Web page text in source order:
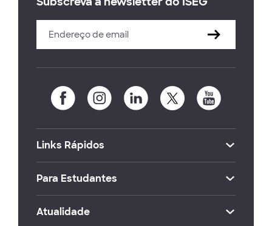
Links Rápidos
Para Estudantes
Atualidade